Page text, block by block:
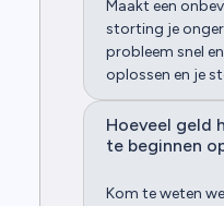
Maakt een
storting je
probleem snel
oplossen en je
Hoeveel geld
te beginnen
Kom te weten